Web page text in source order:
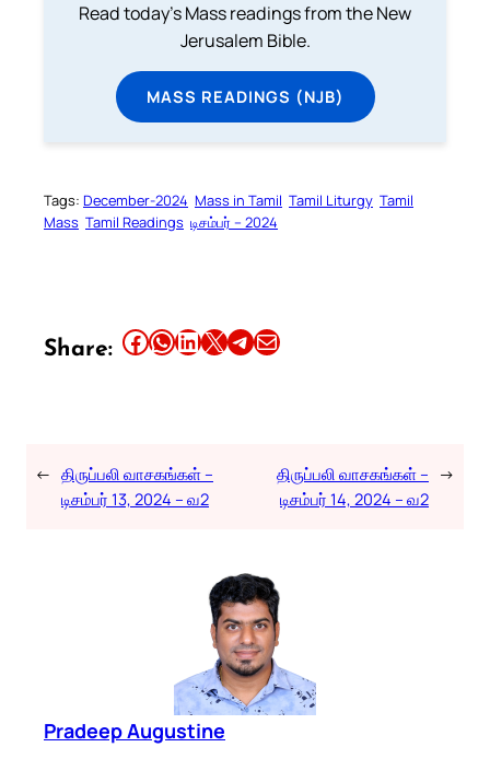
Read today's Mass readings from the New
Jerusalem Bible.
MASS READINGS (NJB)
Tags: December-2024 Mass in Tamil Tamil Liturgy Tamil
Mass Tamil Readings டிசம்பர் – 2024
Share: Share this article on Facebook Share this article on WhatsApp Share this article on LinkedIn Share this article on X Share this article on TelegramEmail this Article
← திருப்பலி வாசகங்கள் –
டிசம்பர் 13, 2024 – வ2
திருப்பலி வாசகங்கள் –
டிசம்பர் 14, 2024 – வ2
→
Pradeep Augustine